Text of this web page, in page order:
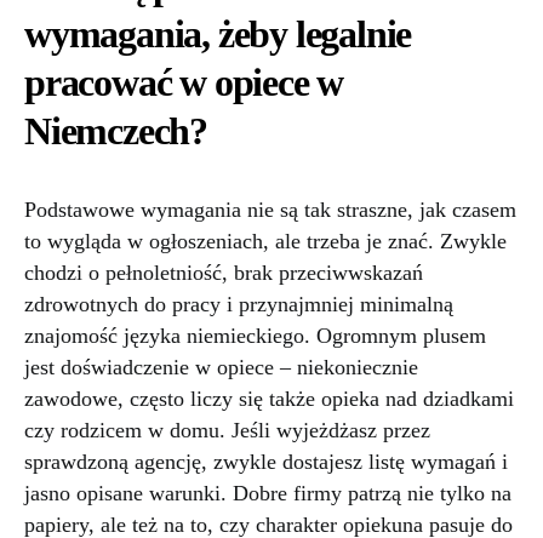
wymagania, żeby legalnie
pracować w opiece w
Niemczech?
Podstawowe wymagania nie są tak straszne, jak czasem
to wygląda w ogłoszeniach, ale trzeba je znać. Zwykle
chodzi o pełnoletniość, brak przeciwwskazań
zdrowotnych do pracy i przynajmniej minimalną
znajomość języka niemieckiego. Ogromnym plusem
jest doświadczenie w opiece – niekoniecznie
zawodowe, często liczy się także opieka nad dziadkami
czy rodzicem w domu. Jeśli wyjeżdżasz przez
sprawdzoną agencję, zwykle dostajesz listę wymagań i
jasno opisane warunki. Dobre firmy patrzą nie tylko na
papiery, ale też na to, czy charakter opiekuna pasuje do